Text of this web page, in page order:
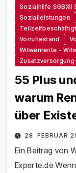
Sozialhilfe
Sozialleistungen
Vorruhestand
Witwenrente -
Zusatzversorgung
55 Plus
warum
über
28. FEBRUAR
Ein Beitrag von
Experte.de